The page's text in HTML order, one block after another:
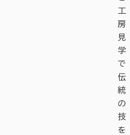
工
房
見
学
で
伝
統
の
技
を